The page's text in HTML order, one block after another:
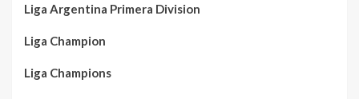
Liga Argentina Primera Division
Liga Champion
Liga Champions